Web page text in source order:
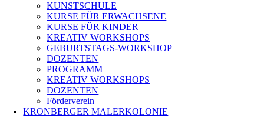
KUNSTSCHULE
KURSE FÜR ERWACHSENE
KURSE FÜR KINDER
KREATIV WORKSHOPS
GEBURTSTAGS-WORKSHOP
DOZENTEN
PROGRAMM
KREATIV WORKSHOPS
DOZENTEN
Förderverein
KRONBERGER MALERKOLONIE